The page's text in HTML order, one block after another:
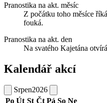
Pranostika na akt. měsíc
Z počátku toho měsíce
fouká.
Pranostika na akt. den
Na svatého Kajetána
Kalendář akcí
Srpen2026
Po Út St Čt Pá So Ne